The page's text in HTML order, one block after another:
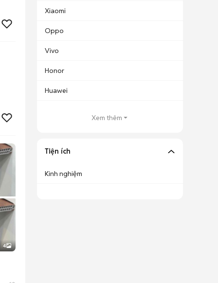
4
Xiaomi
Oppo
Vivo
Honor
Huawei
Xem thêm
Tiện ích
Kinh nghiệm